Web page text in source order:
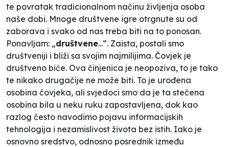
te povratak tradicionalnom načinu življenja osoba
naše dobi. Mnoge društvene igre otrgnute su od
zaborava i svako od nas treba biti na to ponosan.
Ponavljam: „društvene...“. Zaista, postali smo
društveniji i bliži sa svojim najmilijima. Čovjek je
društveno biće. Ova činjenica je neopoziva, to je tako
te nikako drugačije ne može biti. To je urođena
osobina čovjeka, ali svjedoci smo da je ta stečena
osobina bila u neku ruku zapostavljena, dok kao
razlog često navodimo pojavu informacijskih
tehnologija i nezamislivost života bez istih. Iako je
osnovno sredstvo, odnosno posrednik između